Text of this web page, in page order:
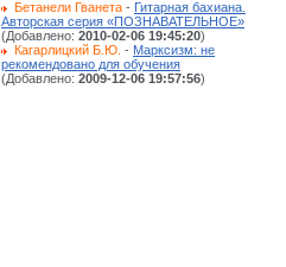
Бетанели Гванета - Гитарная бахиана.
Авторская серия «ПОЗНАВАТЕЛЬНОЕ»
(Добавлено: 2010-02-06 19:45:20)
Кагарлицкий Б.Ю. - Марксизм: не
рекомендовано для обучения
(Добавлено: 2009-12-06 19:57:56)